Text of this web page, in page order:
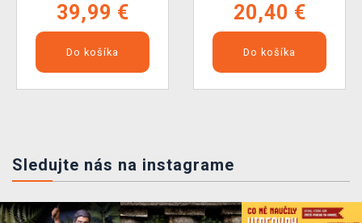
39,99 €
Do košíka
20,40 €
Do košíka
Sledujte nás na instagrame